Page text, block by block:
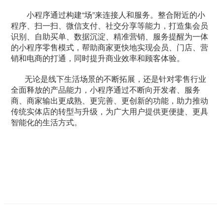
小程序通过构建“场”来连接人和服务。整合附近的小
程序、扫一扫、微信支付、社交分享等能力，打造集会员
识别、自助买单、数据沉淀、精准营销、服务提醒为一体
的小程序零售模式，帮助商家更快地实现会员、门店、营
销和电商的打通，同时提升商业效率和顾客体验。
无论是线下生活场景的不断拓展，还是针对零售行业
全面释放的产品能力，小程序通过不断向开发者、服务
商、商家输出更成熟、更完善、更创新的功能，助力推动
传统实体店的转型与升级，为广大用户提供更便捷、更具
智能化的生活方式。